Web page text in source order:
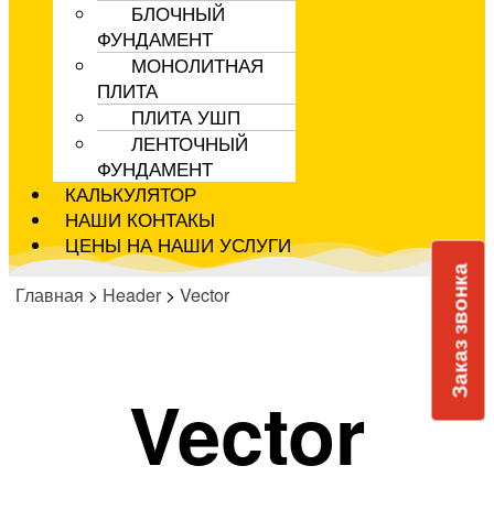
БЛОЧНЫЙ
ФУНДАМЕНТ
МОНОЛИТНАЯ
ПЛИТА
ПЛИТА УШП
ЛЕНТОЧНЫЙ
ФУНДАМЕНТ
КАЛЬКУЛЯТОР
НАШИ КОНТАКЫ
ЦЕНЫ НА НАШИ УСЛУГИ
Главная > Header > Vector
Vector
Заказ звонка